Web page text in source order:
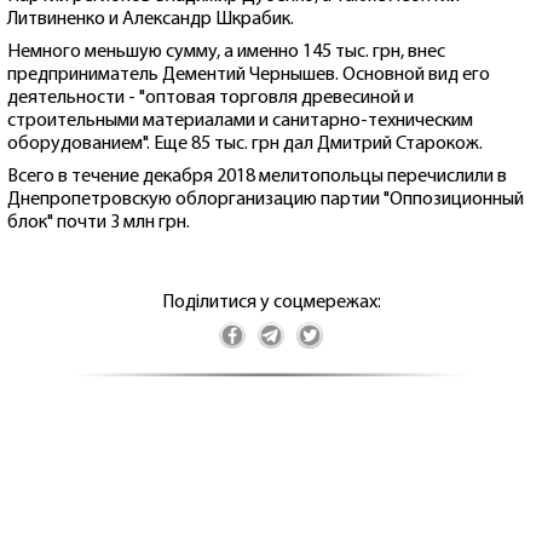
Литвиненко и Александр Шкрабик.
Немного меньшую сумму, а именно 145 тыс. грн, внес
предприниматель Дементий Чернышев. Основной вид его
деятельности - "оптовая торговля древесиной и
строительными материалами и санитарно-техническим
оборудованием". Еще 85 тыс. грн дал Дмитрий Старокож.
Всего в течение декабря 2018 мелитопольцы перечислили в
Днепропетровскую облорганизацию партии "Оппозиционный
блок" почти 3 млн грн.
Поділитися у соцмережах: